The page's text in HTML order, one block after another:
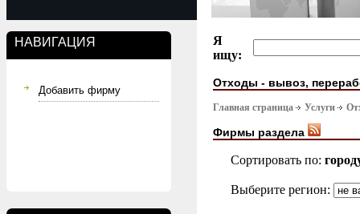
НАВИГАЦИЯ
Добавить фирму
Я
ищу:
Отходы - вывоз,
Главная страница Услуги
Фирмы раздела
Сортировать по:
Выберите регион: